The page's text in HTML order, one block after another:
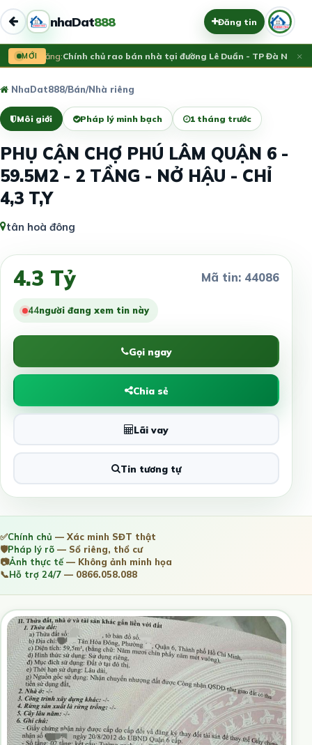
nhaDat888 Đăng tin
MỚI
Vừa đăng:Chính chủ rao bán nhà tại đường Lê Duẩn - TP Đà Nẵng;×
NhaDat888/Bán/Nhà riêng
Môi giới Pháp lý minh bạch 1 tháng trước
PHỤ CẬN CHỢ PHÚ LÂM QUẬN 6 -
59.5M2 - 2 TẦNG - NỞ HẬU - CHỈ
4,3 T,Y
tân hoà đông
4.3 Tỷ Mã tin: 44086
45người đang xem tin này
Gọi ngay
Chia sẻ
Lãi vay
Tin tương tự
✅Chính chủ — Xác minh SĐT thật
🛡️Pháp lý rõ — Sổ riêng, thổ cư
📷Ảnh thực tế— Không ảnh minh họa
📞Hỗ trợ 24/7 — 0866.058.088